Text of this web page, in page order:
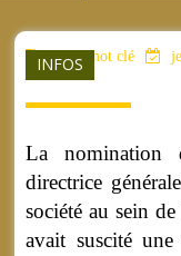
INFOS
aucun mot clé
La nomination
directrice
société au sein
avait suscité